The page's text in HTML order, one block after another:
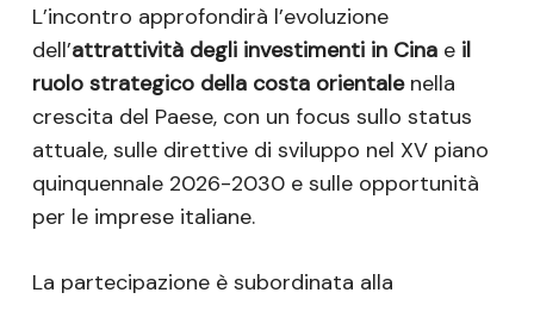
L’incontro approfondirà l’evoluzione
dell’attrattività degli investimenti in Cinae il
ruolo strategico della costa orientalenella
crescita del Paese, con un focus sullo status
attuale, sulle direttive di sviluppo nel XV piano
quinquennale 2026-2030 e sulle opportunità
per le imprese italiane.
La partecipazione è subordinata alla